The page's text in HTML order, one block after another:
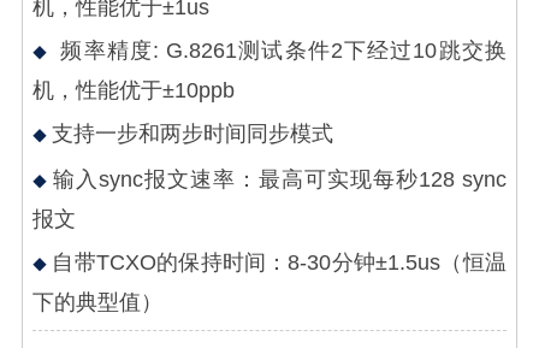
机，性能优于±1us
频率精度: G.8261测试条件2下经过10跳交换
机，性能优于±10ppb
支持一步和两步时间同步模式
输入sync报文速率：最高可实现每秒128 sync
报文
自带TCXO的保持时间：8-30分钟±1.5us（恒温
下的典型值）